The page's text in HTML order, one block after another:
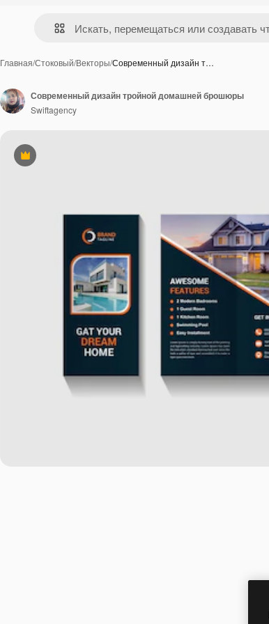
Главная/Стоковый/Векторы/Современный дизайн т…
Премиум
Современный дизайн тройной домашней брошюры
Swiftagency